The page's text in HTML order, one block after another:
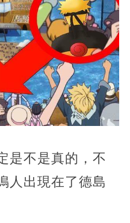
是不是真的，不
人出現在了德島